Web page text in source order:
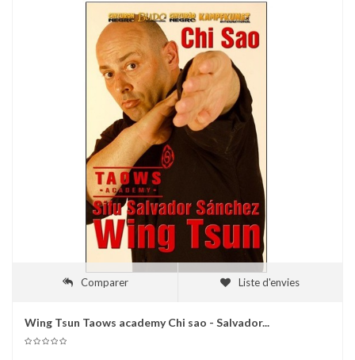
Comparer Liste d'envies
Wing Tsun Taows academy Chi sao - Salvador...